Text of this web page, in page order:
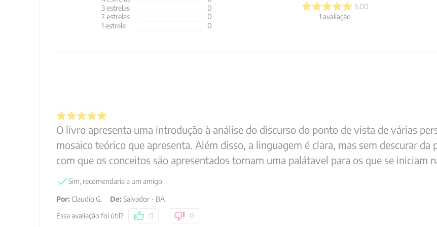
3estrelas
2 estrelas
1 estrela
0
0
0
5.00
1 avaliação
O livro apresenta uma introdução à análise do discurso do ponto de vista de várias
mosaico teórico que apresenta. Além disso, a linguagem é clara, mas sem descurar
com que os conceitos são apresentados tornam uma palátavel para os que se iniciam
Sim, recomendaria a um amigo
Por:Claudio G. De:Salvador - BA
Essa avaliação foi útil?
0 0